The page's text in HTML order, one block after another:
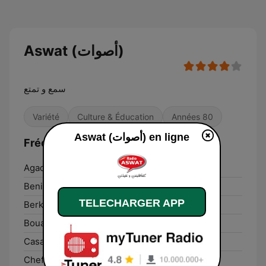
Aswat (أصوات)
سمع و تمتع
Variété Culture & Éducation Années 80
Fréquences Aswat (أصوات):
Agadir:
Beni Mellal: 94.0 FM
Berkane:
102.0 FM
Bouarfa:
89.1 FM
Casablanca: 104.3 FM
Chefchaouene: 105.9 FM
Aswat (أصوات) en ligne
TELECHARGER APP